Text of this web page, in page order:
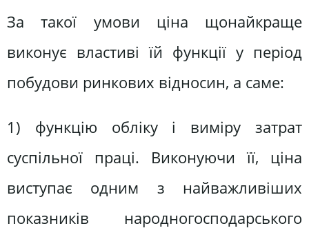
За такої умови ціна щонайкраще
виконує властиві їй функції у період
побудови ринкових відносин, а саме:
1) функцію обліку і виміру затрат
суспільної праці. Виконуючи її, ціна
виступає одним з найважливіших
показників народногосподарського